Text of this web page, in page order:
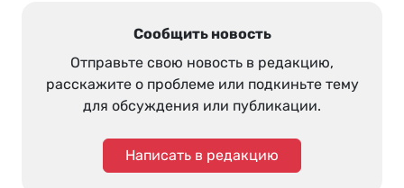
Сообщить новость
Отправьте свою новость в редакцию,
расскажите о проблеме или подкиньте тему
для обсуждения или публикации.
Написать в редакцию